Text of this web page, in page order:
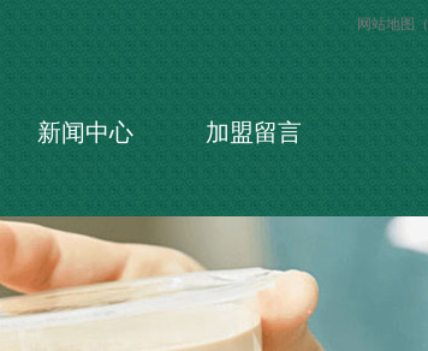
网站地图（
新闻中心 加盟留言